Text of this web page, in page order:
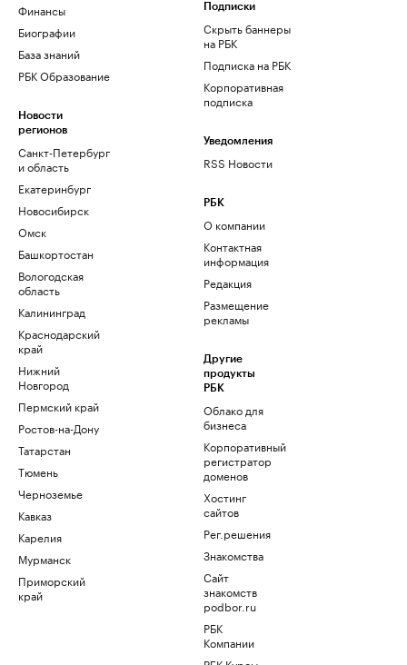
Финансы
Биографии
База знаний
РБК Образование
Новости
регионов
Санкт-Петербург
и область
Екатеринбург
Новосибирск
Омск
Башкортостан
Вологодская
область
Калининград
Краснодарский
край
Нижний
Новгород
Пермский край
Ростов-на-Дону
Татарстан
Тюмень
Черноземье
Кавказ
Карелия
Мурманск
Приморский
край
Подписки
Скрыть баннеры
на РБК
Подписка на РБК
Корпоративная
подписка
Уведомления
RSS Новости
РБК
О компании
Контактная
информация
Редакция
Размещение
рекламы
Другие
продукты
РБК
Облако для
бизнеса
Корпоративный
регистратор
доменов
Хостинг
сайтов
Рег.решения
Знакомства
Сайт
знакомств
podbor.ru
РБК
Компании